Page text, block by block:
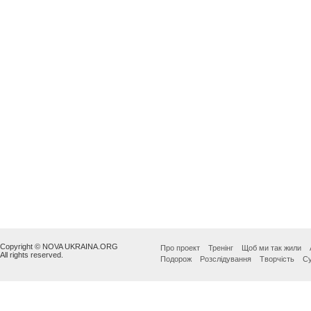
Copyright © NOVA UKRAINA.ORG
All rights reserved.
Про проект Тренінг Щоб ми так жили
Подорож
Розслідування Творчість